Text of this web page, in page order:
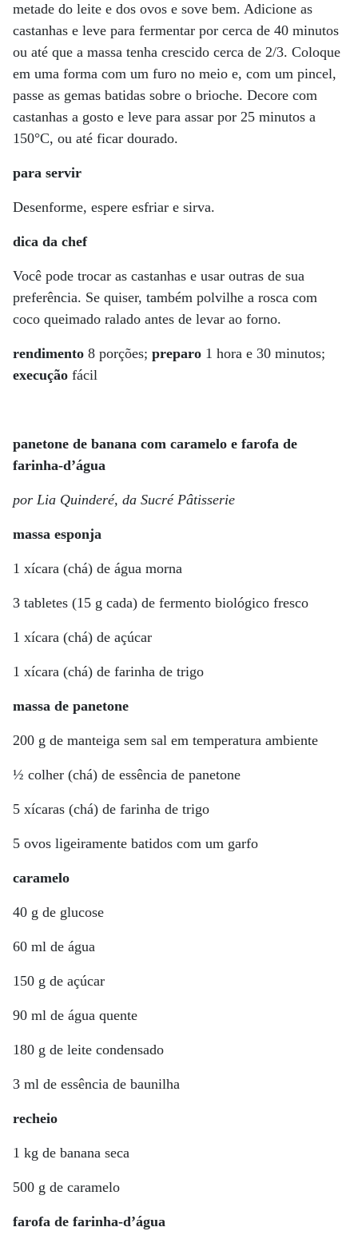
metade do leite e dos ovos e sove bem. Adicione as
castanhas e leve para fermentar por cerca de 40 minutos
ou até que a massa tenha crescido cerca de 2/3. Coloque
em uma forma com um furo no meio e, com um pincel,
passe as gemas batidas sobre o brioche. Decore com
castanhas a gosto e leve para assar por 25 minutos a
150°C, ou até ficar dourado.
para servir
Desenforme, espere esfriar e sirva.
dica da chef
Você pode trocar as castanhas e usar outras de sua
preferência. Se quiser, também polvilhe a rosca com
coco queimado ralado antes de levar ao forno.
rendimento 8 porções; preparo 1 hora e 30 minutos;
execução fácil
panetone de banana com caramelo e farofa de
farinha-d’água
por Lia Quinderé, da Sucré Pâtisserie
massa esponja
1 xícara (chá) de água morna
3 tabletes (15 g cada) de fermento biológico fresco
1 xícara (chá) de açúcar
1 xícara (chá) de farinha de trigo
massa de panetone
200 g de manteiga sem sal em temperatura ambiente
½ colher (chá) de essência de panetone
5 xícaras (chá) de farinha de trigo
5 ovos ligeiramente batidos com um garfo
caramelo
40 g de glucose
60 ml de água
150 g de açúcar
90 ml de água quente
180 g de leite condensado
3 ml de essência de baunilha
recheio
1 kg de banana seca
500 g de caramelo
farofa de farinha-d’água